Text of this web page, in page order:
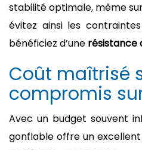
stabilité optimale, même
évitez ainsi les
bénéficiez d’une résistance
Coût maîtrisé
compromis
Avec un budget souvent
gonflable offre un excellent